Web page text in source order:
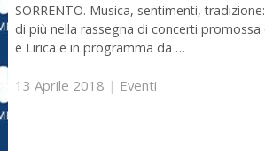
SORRENTO. Musica, sentimenti,
di più nella rassegna di concerti
e Lirica e in programma da …
13 Aprile 2018 | Eventi